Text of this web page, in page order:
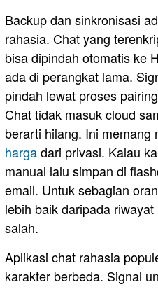
Backup dan sinkronisasi
rahasia. Chat yang
bisa dipindah otomatis ke
ada di perangkat lama.
pindah lewat proses
Chat tidak masuk cloud
berarti hilang. Ini memang
hargadari privasi. Kalau
manual lalu simpan di
email. Untuk sebagian
lebih baik daripada
salah.
Aplikasi chat rahasia
karakter berbeda. Signal